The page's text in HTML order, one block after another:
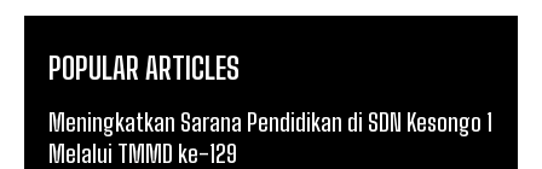
POPULAR ARTICLES
Meningkatkan Sarana Pendidikan di SDN Kesongo 1
Melalui TMMD ke-129